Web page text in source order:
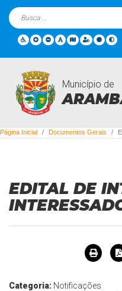
Município de
Documentos Gerais
Página Inicial Documentos Gerais
EDITAL DE
Categoria: Notificações